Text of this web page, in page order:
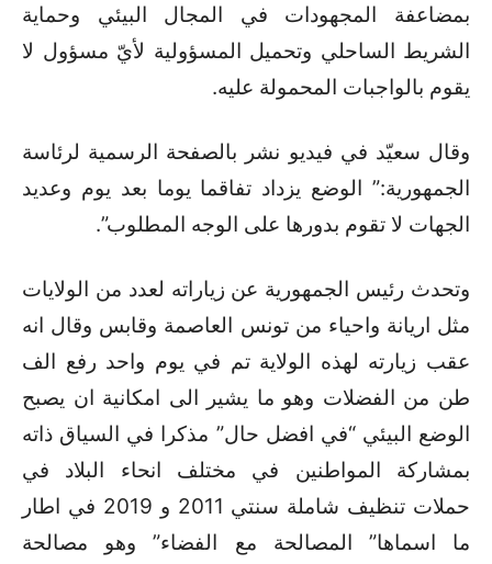
بمضاعفة المجهودات في المجال البيئي وحماية
الشريط الساحلي وتحميل المسؤولية لأيّ مسؤول لا
يقوم بالواجبات المحمولة عليه.
وقال سعيّد في فيديو نشر بالصفحة الرسمية لرئاسة
الجمهورية:” الوضع يزداد تفاقما يوما بعد يوم وعديد
الجهات لا تقوم بدورها على الوجه المطلوب”.
وتحدث رئيس الجمهورية عن زياراته لعدد من الولايات
مثل اريانة واحياء من تونس العاصمة وقابس وقال انه
عقب زيارته لهذه الولاية تم في يوم واحد رفع الف
طن من الفضلات وهو ما يشير الى امكانية ان يصبح
الوضع البيئي “في افضل حال” مذكرا في السياق ذاته
بمشاركة المواطنين في مختلف انحاء البلاد في
حملات تنظيف شاملة سنتي 2011 و 2019 في اطار
ما اسماها” المصالحة مع الفضاء” وهو مصالحة